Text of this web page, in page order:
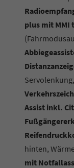
plus mit MMI
Servolenkung,
Assist inkl.
hinten,
mit